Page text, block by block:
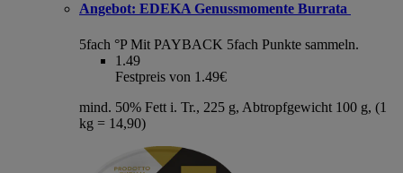
Angebot: EDEKA Genussmomente Burrata
5fach °P Mit PAYBACK 5fach Punkte sammeln.
1.49
Festpreis von 1.49€
mind. 50% Fett i. Tr., 225 g, Abtropfgewicht 100 g, (1
kg = 14,90)